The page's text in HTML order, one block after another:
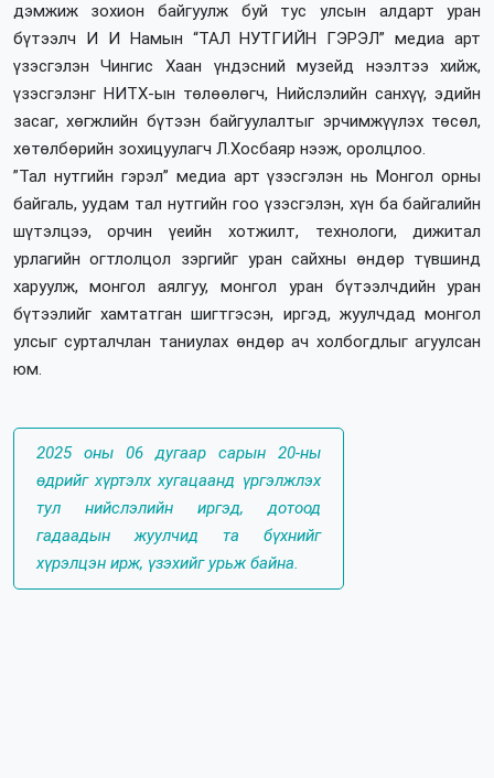
дэмжиж зохион байгуулж буй тус улсын алдарт уран
бүтээлч И И Намын “ТАЛ НУТГИЙН ГЭРЭЛ” медиа арт
үзэсгэлэн Чингис Хаан үндэсний музейд нээлтээ хийж,
үзэсгэлэнг НИТХ-ын төлөөлөгч, Нийслэлийн санхүү, эдийн
засаг, хөгжлийн бүтээн байгуулалтыг эрчимжүүлэх төсөл,
хөтөлбөрийн зохицуулагч Л.Хосбаяр нээж, оролцлоо.
”Тал нутгийн гэрэл” медиа арт үзэсгэлэн нь Монгол орны
байгаль, уудам тал нутгийн гоо үзэсгэлэн, хүн ба байгалийн
шүтэлцээ, орчин үеийн хотжилт, технологи, дижитал
урлагийн огтлолцол зэргийг уран сайхны өндөр түвшинд
харуулж, монгол аялгуу, монгол уран бүтээлчдийн уран
бүтээлийг хамтатган шигтгэсэн, иргэд, жуулчдад монгол
улсыг сурталчлан таниулах өндөр ач холбогдлыг агуулсан
юм.
2025 оны 06 дугаар сарын 20-ны
өдрийг хүртэлх хугацаанд үргэлжлэх
тул нийслэлийн иргэд, дотоод
гадаадын жуулчид та бүхнийг
хүрэлцэн ирж, үзэхийг урьж байна.